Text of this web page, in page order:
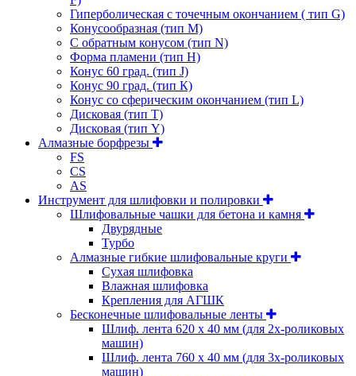
Гиперболическая с точечным окончанием ( тип G)
Конусообразная (тип М)
C обратным конусом (тип N)
Форма пламени (тип H)
Конус 60 град. (тип J)
Конус 90 град. (тип К)
Конус со сферическим окончанием (тип L)
Дисковая (тип Т)
Дисковая (тип Y)
Алмазные борфрезы
FS
CS
AS
Инструмент для шлифовки и полировки
Шлифовальные чашки для бетона и камня
Двурядные
Турбо
Алмазные гибкие шлифовальные круги
Cухая шлифовка
Влажная шлифовка
Крепления для АГШК
Бесконечные шлифовальные ленты
Шлиф. лента 620 х 40 мм (для 2х-роликовых
машин)
Шлиф. лента 760 х 40 мм (для 3х-роликовых
машин)